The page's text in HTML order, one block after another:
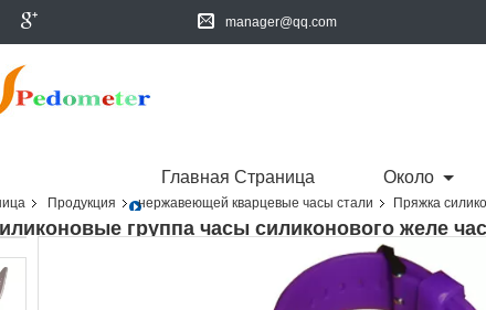
manager@qq.com
Главная Страница Около
Продукция нержавеющей кварцевые часы стали Пряжка
группа часы силиконового желе